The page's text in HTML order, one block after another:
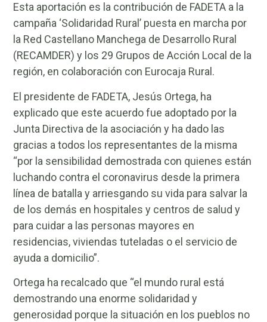
Esta aportación es la contribución de FADETA a la
campaña ‘Solidaridad Rural’ puesta en marcha por
la Red Castellano Manchega de Desarrollo Rural
(RECAMDER) y los 29 Grupos de Acción Local de la
región, en colaboración con Eurocaja Rural.
El presidente de FADETA, Jesús Ortega, ha
explicado que este acuerdo fue adoptado por la
Junta Directiva de la asociación y ha dado las
gracias a todos los representantes de la misma
“por la sensibilidad demostrada con quienes están
luchando contra el coronavirus desde la primera
línea de batalla y arriesgando su vida para salvar la
de los demás en hospitales y centros de salud y
para cuidar a las personas mayores en
residencias, viviendas tuteladas o el servicio de
ayuda a domicilio”.
Ortega ha recalcado que “el mundo rural está
demostrando una enorme solidaridad y
generosidad porque la situación en los pueblos no